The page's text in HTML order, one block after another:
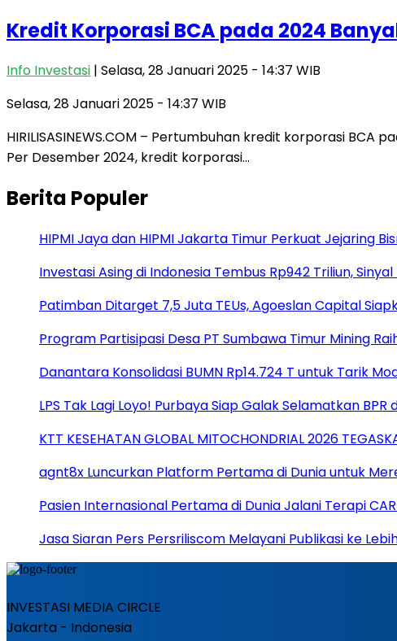
Kredit Korporasi BCA pada 2024
Info Investasi | Selasa, 28 Januari 2025 - 14:37 WIB
Selasa, 28 Januari 2025 - 14:37 WIB
HIRILISASINEWS.COM – Pertumbuhan kredit korporasi
Per Desember 2024, kredit korporasi…
Berita Populer
HIPMI Jaya dan HIPMI Jakarta Timur Perkuat Jejaring
Investasi Asing di Indonesia Tembus Rp942 Triliun,
Patimban Ditarget 7,5 Juta TEUs, Agoeslan Capital
Program Partisipasi Desa PT Sumbawa Timur Mining
Danantara Konsolidasi BUMN Rp14.724 T untuk Tarik
LPS Tak Lagi Loyo! Purbaya Siap Galak Selamatkan BPR
KTT KESEHATAN GLOBAL MITOCHONDRIAL 2026
agnt8x Luncurkan Platform Pertama di Dunia untuk
Pasien Internasional Pertama di Dunia Jalani Terapi
Jasa Siaran Pers Persriliscom Melayani Publikasi ke
INVESTASI MEDIA CIRCLE
Jakarta - Indonesia